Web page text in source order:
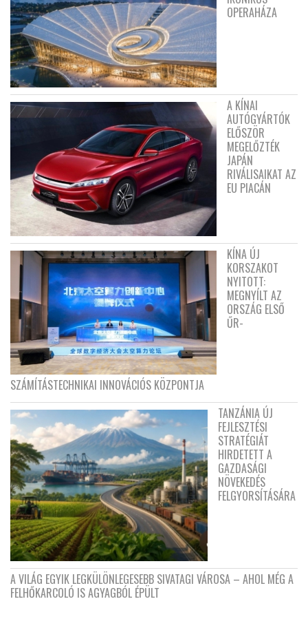
OPERAHÁZA
A KÍNAI
AUTÓGYÁRTÓK
ELŐSZÖR
MEGELŐZTÉK
JAPÁN
RIVÁLISAIKAT AZ
EU PIACÁN
KÍNA ÚJ
KORSZAKOT
NYITOTT:
MEGNYÍLT AZ
ORSZÁG ELSŐ
ŰR-
SZÁMÍTÁSTECHNIKAI INNOVÁCIÓS KÖZPONTJA
TANZÁNIA ÚJ
FEJLESZTÉSI
STRATÉGIÁT
HIRDETETT A
GAZDASÁGI
NÖVEKEDÉS
FELGYORSÍTÁSÁRA
A VILÁG EGYIK LEGKÜLÖNLEGESEBB SIVATAGI VÁROSA – AHOL MÉG A
FELHŐKARCOLÓ IS AGYAGBÓL ÉPÜLT